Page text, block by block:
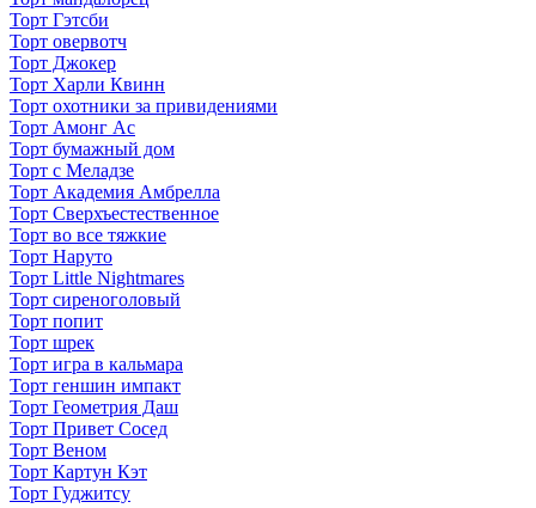
Торт Гэтсби
Торт овервотч
Торт Джокер
Торт Харли Квинн
Торт охотники за привидениями
Торт Амонг Ас
Торт бумажный дом
Торт с Меладзе
Торт Академия Амбрелла
Торт Сверхъестественное
Торт во все тяжкие
Торт Наруто
Торт Little Nightmares
Торт сиреноголовый
Торт попит
Торт шрек
Торт игра в кальмара
Торт геншин импакт
Торт Геометрия Даш
Торт Привет Сосед
Торт Веном
Торт Картун Кэт
Торт Гуджитсу